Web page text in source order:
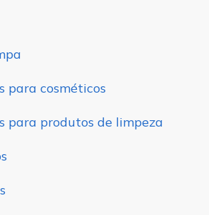
para cosméticos
para produtos de limpeza